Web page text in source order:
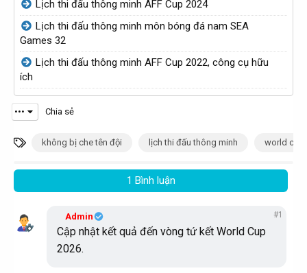
Lịch thi đấu thông minh AFF Cup 2024
Lịch thi đấu thông minh môn bóng đá nam SEA
Games 32
Lịch thi đấu thông minh AFF Cup 2022, công cụ hữu
ích
••• Chia sẻ
T
h
a
không bị che tên đội lịch thi đấu thông minh world cup
1 Bình luận
Admin #1
Cập nhật kết quả đến vòng tứ kết World Cup
2026.